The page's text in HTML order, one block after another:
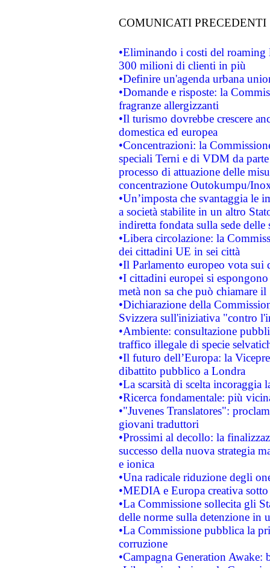
COMUNICATI PRECEDENTI
•Eliminando i costi del roaming
300 milioni di clienti in più
•Definire un'agenda urbana
•Domande e risposte: la
fragranze allergizzanti
•Il turismo dovrebbe crescere
domestica ed europea
•Concentrazioni: la
speciali Terni e di VDM da
processo di attuazione delle
concentrazione Outokumpu/
•Un’imposta che svantaggia le
a società stabilite in un altro
indiretta fondata sulla sede delle
•Libera circolazione: la
dei cittadini UE in sei città
•Il Parlamento europeo vota sui
•I cittadini europei si
metà non sa che può chiamare
•Dichiarazione della
Svizzera sull'iniziativa "contro
•Ambiente: consultazione
traffico illegale di specie
•Il futuro dell’Europa: la
dibattito pubblico a Londra
•La scarsità di scelta
•Ricerca fondamentale: più
•"Juvenes Translatores":
giovani traduttori
•Prossimi al decollo: la
successo della nuova strategia
e ionica
•Una radicale riduzione degli
•MEDIA e Europa creativa
•La Commissione sollecita gli
delle norme sulla detenzione in
•La Commissione pubblica la
corruzione
•Campagna Generation